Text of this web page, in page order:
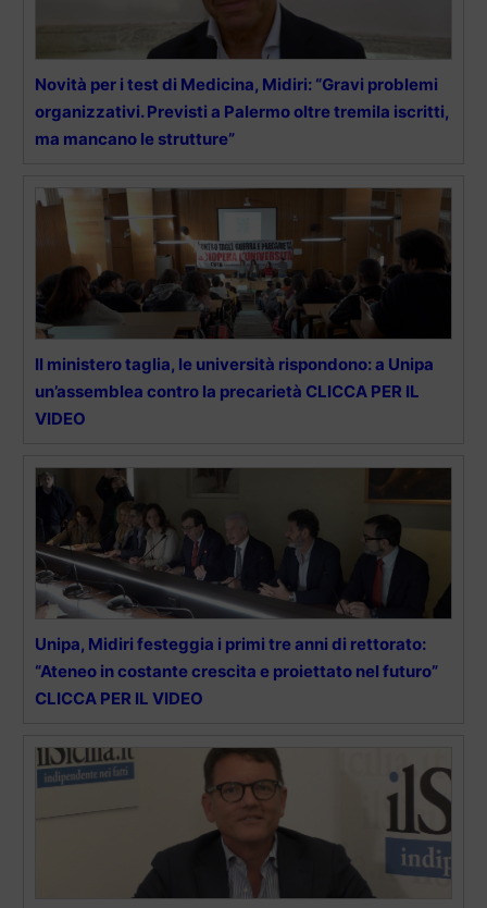
Novità per i test di Medicina, Midiri: “Gravi problemi
organizzativi. Previsti a Palermo oltre tremila iscritti,
ma mancano le strutture”
Il ministero taglia, le università rispondono: a Unipa
un’assemblea contro la precarietà CLICCA PER IL
VIDEO
Unipa, Midiri festeggia i primi tre anni di rettorato:
“Ateneo in costante crescita e proiettato nel futuro”
CLICCA PER IL VIDEO